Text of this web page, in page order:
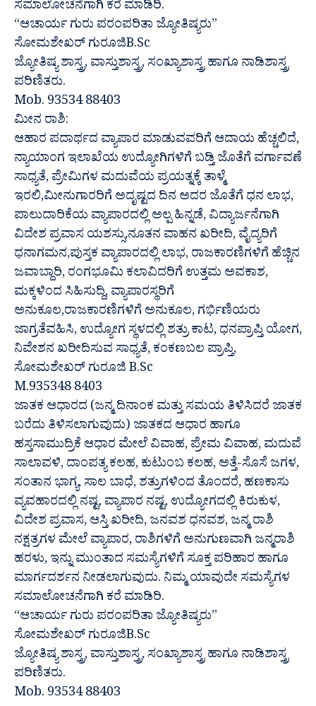
ಸಮಾಲೋಚನೆಗಾಗಿ ಕರೆ ಮಾಡಿರಿ.
“ಆಚಾರ್ಯ ಗುರು ಪರಂಪರಿತಾ ಜ್ಯೋತಿಷ್ಯರು”
ಸೋಮಶೇಖರ್ ಗುರೂಜಿB.Sc
ಜ್ಯೋತಿಷ್ಯ ಶಾಸ್ತ್ರ, ವಾಸ್ತುಶಾಸ್ತ್ರ, ಸಂಖ್ಯಾಶಾಸ್ತ್ರ ಹಾಗೂ ನಾಡಿಶಾಸ್ತ್ರ
ಪರಿಣಿತರು.
Mob. 93534 88403
ಮೀನ ರಾಶಿ:
ಆಹಾರ ಪದಾರ್ಥದ ವ್ಯಾಪಾರ ಮಾಡುವವರಿಗೆ ಆದಾಯ ಹೆಚ್ಚಲಿದೆ,
ನ್ಯಾಯಾಂಗ ಇಲಾಖೆಯ ಉದ್ಯೋಗಿಗಳಿಗೆ ಬಡ್ತಿ ಜೊತೆಗೆ ವರ್ಗಾವಣೆ
ಸಾಧ್ಯತೆ, ಪ್ರೇಮಿಗಳ ಮದುವೆಯ ಪ್ರಯತ್ನಕ್ಕೆ ತಾಳ್ಮೆ
ಇರಲಿ,ಮೀನುಗಾರರಿಗೆ ಅದೃಷ್ಟದ ದಿನ ಅದರ ಜೊತೆಗೆ ಧನ ಲಾಭ,
ಪಾಲುದಾರಿಕೆಯ ವ್ಯಾಪಾರದಲ್ಲಿ ಅಲ್ಪ ಹಿನ್ನಡೆ, ವಿದ್ಯಾರ್ಜನೆಗಾಗಿ
ವಿದೇಶ ಪ್ರವಾಸ ಯಶಸ್ಸು,ನೂತನ ವಾಹನ ಖರೀದಿ, ವೈದ್ಯರಿಗೆ
ಧನಾಗಮನ,ಪುಸ್ತಕ ವ್ಯಾಪಾರದಲ್ಲಿ ಲಾಭ, ರಾಜಕಾರಣಿಗಳಿಗೆ ಹೆಚ್ಚಿನ
ಜವಾಬ್ದಾರಿ, ರಂಗಭೂಮಿ ಕಲಾವಿದರಿಗೆ ಉತ್ತಮ ಅವಕಾಶ,
ಮಕ್ಕಳಿಂದ ಸಿಹಿಸುದ್ದಿ, ವ್ಯಾಪಾರಸ್ಥರಿಗೆ
ಅನುಕೂಲ,ರಾಜಕಾರಣಿಗಳಿಗೆ ಅನುಕೂಲ, ಗರ್ಭಿಣಿಯರು
ಜಾಗ್ರತೆವಹಿಸಿ, ಉದ್ಯೋಗ ಸ್ಥಳದಲ್ಲಿ ಶತ್ರು ಕಾಟ, ಧನಪ್ರಾಪ್ತಿ ಯೋಗ,
ನಿವೇಶನ ಖರೀದಿಸುವ ಸಾಧ್ಯತೆ, ಕಂಕಣಬಲ ಪ್ರಾಪ್ತಿ,
ಸೋಮಶೇಖರ್ ಗುರೂಜಿ B.Sc
M.935348 8403
ಜಾತಕ ಆಧಾರದ (ಜನ್ಮ ದಿನಾಂಕ ಮತ್ತು ಸಮಯ ತಿಳಿಸಿದರೆ ಜಾತಕ
ಬರೆದು ತಿಳಿಸಲಾಗುವುದು) ಜಾತಕದ ಆಧಾರ ಹಾಗೂ
ಹಸ್ತಸಾಮುದ್ರಿಕೆ ಆಧಾರ ಮೇಲೆ ವಿವಾಹ, ಪ್ರೇಮ ವಿವಾಹ, ಮದುವೆ
ಸಾಲಾವಳಿ, ದಾಂಪತ್ಯ ಕಲಹ, ಕುಟುಂಬ ಕಲಹ, ಅತ್ತೆ-ಸೊಸೆ ಜಗಳ,
ಸಂತಾನ ಭಾಗ್ಯ, ಸಾಲ ಬಾಧೆ, ಶತ್ರುಗಳಿಂದ ತೊಂದರೆ, ಹಣಕಾಸು
ವ್ಯವಹಾರದಲ್ಲಿ ನಷ್ಟ, ವ್ಯಾಪಾರ ನಷ್ಟ, ಉದ್ಯೋಗದಲ್ಲಿ ಕಿರುಕುಳ,
ವಿದೇಶ ಪ್ರವಾಸ, ಆಸ್ತಿ ಖರೀದಿ, ಜನವಶ ಧನವಶ, ಜನ್ಮ ರಾಶಿ
ನಕ್ಷತ್ರಗಳ ಮೇಲೆ ವ್ಯಾಪಾರ, ರಾಶಿಗಳಿಗೆ ಅನುಗುಣವಾಗಿ ಜನ್ಮರಾಶಿ
ಹರಳು, ಇನ್ನು ಮುಂತಾದ ಸಮಸ್ಯೆಗಳಿಗೆ ಸೂಕ್ತ ಪರಿಹಾರ ಹಾಗೂ
ಮಾರ್ಗದರ್ಶನ ನೀಡಲಾಗುವುದು. ನಿಮ್ಮ ಯಾವುದೇ ಸಮಸ್ಯೆಗಳ
ಸಮಾಲೋಚನೆಗಾಗಿ ಕರೆ ಮಾಡಿರಿ.
“ಆಚಾರ್ಯ ಗುರು ಪರಂಪರಿತಾ ಜ್ಯೋತಿಷ್ಯರು”
ಸೋಮಶೇಖರ್ ಗುರೂಜಿB.Sc
ಜ್ಯೋತಿಷ್ಯ ಶಾಸ್ತ್ರ, ವಾಸ್ತುಶಾಸ್ತ್ರ, ಸಂಖ್ಯಾಶಾಸ್ತ್ರ ಹಾಗೂ ನಾಡಿಶಾಸ್ತ್ರ
ಪರಿಣಿತರು.
Mob. 93534 88403